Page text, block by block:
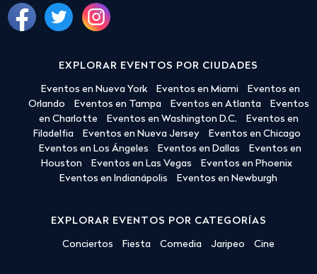
EXPLORAR EVENTOS POR CIUDADES
Eventos en Nueva York Eventos en Miami
Eventos en
Orlando
Eventos en Tampa Eventos en Atlanta
Eventos
en Charlotte
Eventos en Washington D.C.
Eventos en
Filadelfia
Eventos en Nueva Jersey
Eventos en Chicago
Eventos en Los Ángeles
Eventos en Dallas
Eventos en
Houston
Eventos en Las Vegas
Eventos en Phoenix
Eventos en Indianápolis
Eventos en Newburgh
EXPLORAR EVENTOS POR CATEGORÍAS
Conciertos Fiesta Comedia Jaripeo Cine